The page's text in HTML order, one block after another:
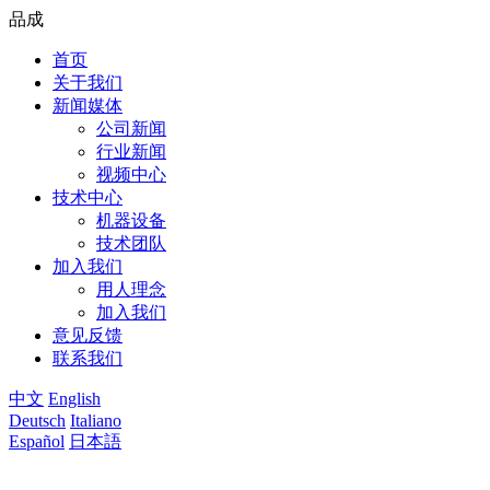
品成
首页
关于我们
新闻媒体
公司新闻
行业新闻
视频中心
技术中心
机器设备
技术团队
加入我们
用人理念
加入我们
意见反馈
联系我们
中文 English
Deutsch Italiano
Español 日本語